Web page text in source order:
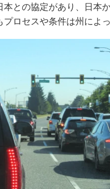
との協定があり、日本
ロセスや条件は州によっ